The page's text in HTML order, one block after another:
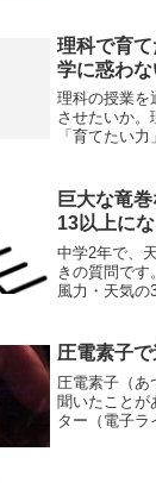
があります
を観点１～５
理科で育
学に惑わ
理科の授業を
させたいか。
「育てたい
１つの計３つ
などの情報
巨大な竜
13以上に
中学2年で、
きの質問です
風力・天気の
問が。風力は
でも風力12ま
圧電素子で
圧電素子（あ
聞いたこと
ター（電子ラ